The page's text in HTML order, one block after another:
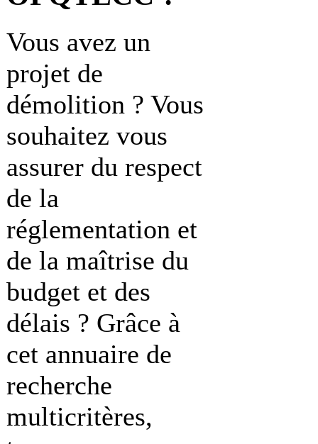
Vous avez un
projet de
démolition ? Vous
souhaitez vous
assurer du respect
de la
réglementation et
de la maîtrise du
budget et des
délais ? Grâce à
cet annuaire de
recherche
multicritères,